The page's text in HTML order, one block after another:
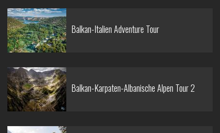
Balkan-Italien Adventure Tour
Balkan-Karpaten-Albanische Alpen Tour 2